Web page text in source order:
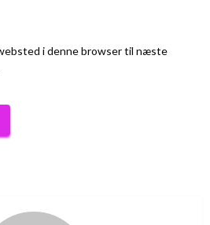
i denne browser til næste